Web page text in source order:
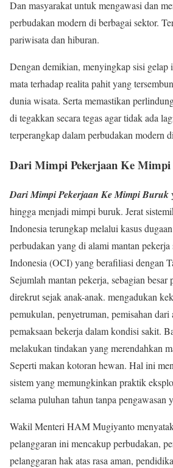
Dan masyarakat untuk mengawasi dan
perbudakan modern di berbagai sektor.
pariwisata dan hiburan.
Dengan demikian, menyingkap sisi gelap
mata terhadap realita pahit yang
dunia wisata. Serta memastikan
di tegakkan secara tegas agar tidak ada
terperangkap dalam perbudakan modern
Dari Mimpi Pekerjaan Ke
Dari Mimpi Pekerjaan Ke Mimpi Buruk
hingga menjadi mimpi buruk. Jerat
Indonesia terungkap melalui kasus
perbudakan yang di alami mantan
Indonesia (OCI) yang berafiliasi dengan
Sejumlah mantan pekerja, sebagian besar
direkrut sejak anak-anak. mengadukan
pemukulan, penyetruman, pemisahan dari
pemaksaan bekerja dalam kondisi sakit.
melakukan tindakan yang merendahkan
Seperti makan kotoran hewan. Hal ini
sistem yang memungkinkan praktik
selama puluhan tahun tanpa pengawasan
Wakil Menteri HAM Mugiyanto
pelanggaran ini mencakup perbudakan,
pelanggaran hak atas rasa aman,